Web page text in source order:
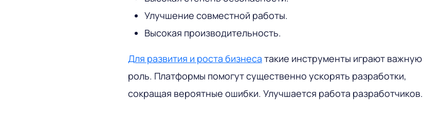
Улучшение совместной работы.
Высокая производительность.
Для развития и роста бизнеса такие инструменты играют важную
роль. Платформы помогут существенно ускорять разработки,
сокращая вероятные ошибки. Улучшается работа разработчиков.